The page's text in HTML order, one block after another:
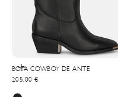
Choisir les options
BOTA COWBOY DE ANTE
Prix de vente
205,00 €